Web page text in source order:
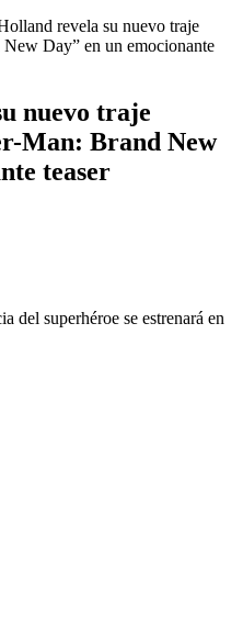
revela su nuevo traje
Day” en un emocionante
nuevo traje
Man: Brand New
teaser
del superhéroe se estrenará en